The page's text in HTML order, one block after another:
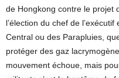
de Hongkong contre le projet
l’élection du chef de
Central ou des Parapluies,
protéger des gaz
mouvement échoue, mais